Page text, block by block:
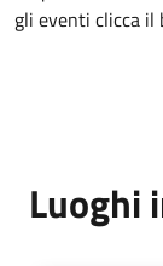
gli eventi clicca il
Luoghi